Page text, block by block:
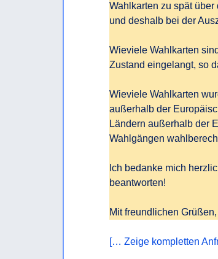
Wahlkarten zu spät
und deshalb bei der
Wieviele Wahlkarten
Zustand eingelangt, so
Wieviele Wahlkarten
außerhalb der
Ländern außerhalb der
Wahlgängen
Ich bedanke mich
beantworten!
Mit freundlichen Grüßen,
[… Zeige kompletten